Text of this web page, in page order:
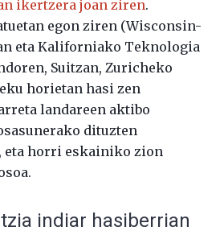
ikertzera joan ziren.
egon ziren (Wisconsin-
eta Kaliforniako Teknologia
Suitzan, Zuricheko
horietan hasi zen
landareen aktibo
dituzten
eta horri eskainiko zion
indiar hasiberrian